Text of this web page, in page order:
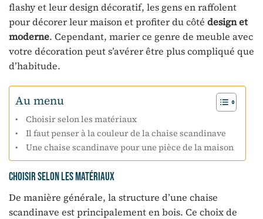
flashy et leur design décoratif, les gens en raffolent
pour décorer leur maison et profiter du côté design et
moderne. Cependant, marier ce genre de meuble avec
votre décoration peut s’avérer être plus compliqué que
d’habitude.
Au menu
Choisir selon les matériaux
Il faut penser à la couleur de la chaise scandinave
Une chaise scandinave pour une pièce de la maison
Choisir selon les matériaux
De manière générale, la structure d’une chaise
scandinave est principalement en bois. Ce choix de